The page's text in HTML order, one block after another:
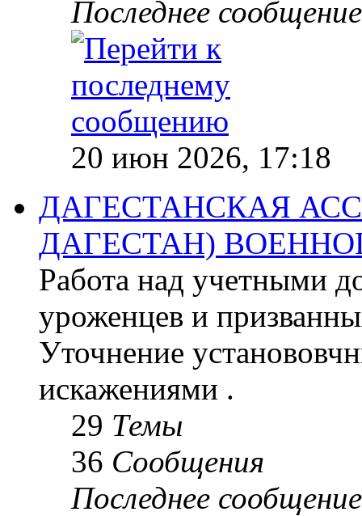
Последнее сообщение
20 июн 2026, 17:18
ДАГЕСТАНСКАЯ
ДАГЕСТАН)
Работа над учетными
уроженцев и
Уточнение
искажениями .
29 Темы
36 Сообщения
Последнее сообщение